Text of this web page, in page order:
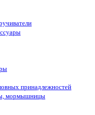
принадлежностей
мормышницы